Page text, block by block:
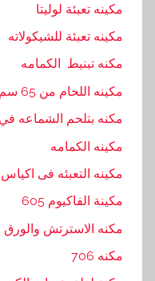
مكينه تعبئة لوليتا
مكينه تعبئة للشيكولاته
مكنه تبنيط الكمامه
مكينه اللحام من 65 سم بالرجل
مكنه بتلحم الشماعه
مكينه الكمامه
مكينه التعبئه فى
مكينة الفاكيوم 605
مكنه الاسترتش والورق
مكنه 706